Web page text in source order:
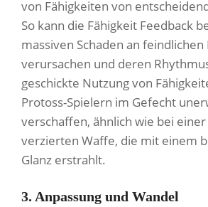
von Fähigkeiten von
So kann die Fähigkeit Feedback
massiven Schaden an feindlichen
verursachen und deren
geschickte Nutzung von
Protoss-Spielern im Gefecht
verschaffen, ähnlich wie bei
verzierten Waffe, die mit einem
Glanz erstrahlt.
3. Anpassung und Wandel